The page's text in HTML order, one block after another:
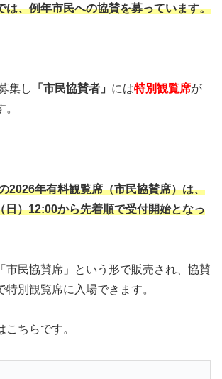
は、例年市民への協賛を募っています。
集し 「市民協賛者」 には特別観覧席が
2026年有料観覧席（市民協賛席）は、
日）12:00から先着順で受付開始となっ
市民協賛席」という形で販売され、協賛
特別観覧席に入場できます。
ちらです。